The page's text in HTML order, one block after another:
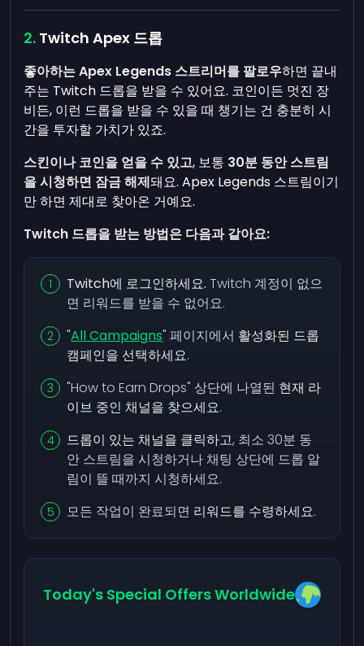
Twitch Apex 드롭
좋아하는 Apex Legends 스트리머를 팔로우하면 끝내
주는 Twitch 드롭을 받을 수 있어요. 코인이든 멋진 장
비든, 이런 드롭을 받을 수 있을 때 챙기는 건 충분히 시
간을 투자할 가치가 있죠.
스킨이나 코인을 얻을 수 있고, 보통 30분 동안 스트림
을 시청하면 잠금 해제돼요. Apex Legends 스트림이기
만 하면 제대로 찾아온 거예요.
Twitch 드롭을 받는 방법은 다음과 같아요:
Twitch에 로그인하세요. Twitch 계정이 없으
면 리워드를 받을 수 없어요.
"All Campaigns" 페이지에서 활성화된 드롭
캠페인을 선택하세요.
"How to Earn Drops" 상단에 나열된 현재 라
이브 중인 채널을 찾으세요.
드롭이 있는 채널을 클릭하고, 최소 30분 동
안 스트림을 시청하거나 채팅 상단에 드롭 알
림이 뜰 때까지 시청하세요.
모든 작업이 완료되면 리워드를 수령하세요.
Today's Special Offers Worldwide